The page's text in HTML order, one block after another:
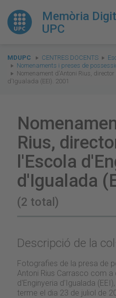
Memòria
UPC
You
are
here:
MDUPC CENTRES DOCENTS
Nomenaments i preses de
Nomenament d'Antoni Rius,
d'Igualada (EEI). 2001
Rius,
l'Escola
d'Igualada
(2 total)
Descripció de la
Fotografies de la presa de
Antoni Rius Carrasco com
d'Enginyeria d'Igualada
terme el dia 23 de juliol de